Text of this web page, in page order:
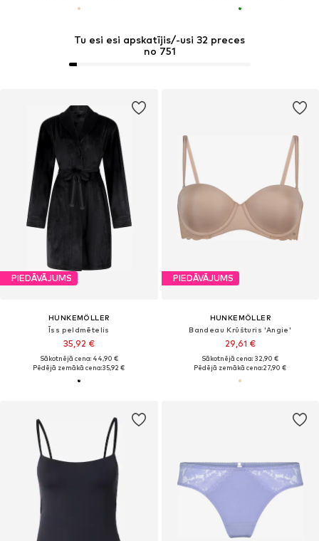
Tu esi esi apskatījis/-usi 32 preces
no 751
PIEDĀVĀJUMS
HUNKEMÖLLER
Īss peldmētelis
35,92 €
Sākotnējā cena: 44,90 €
Pēdējā zemākā cena:35,92 €
PIEDĀVĀJUMS
HUNKEMÖLLER
Bandeau Krūšturis 'Angie'
29,61 €
Sākotnējā cena: 32,90 €
Pēdējā zemākā cena:27,90 €